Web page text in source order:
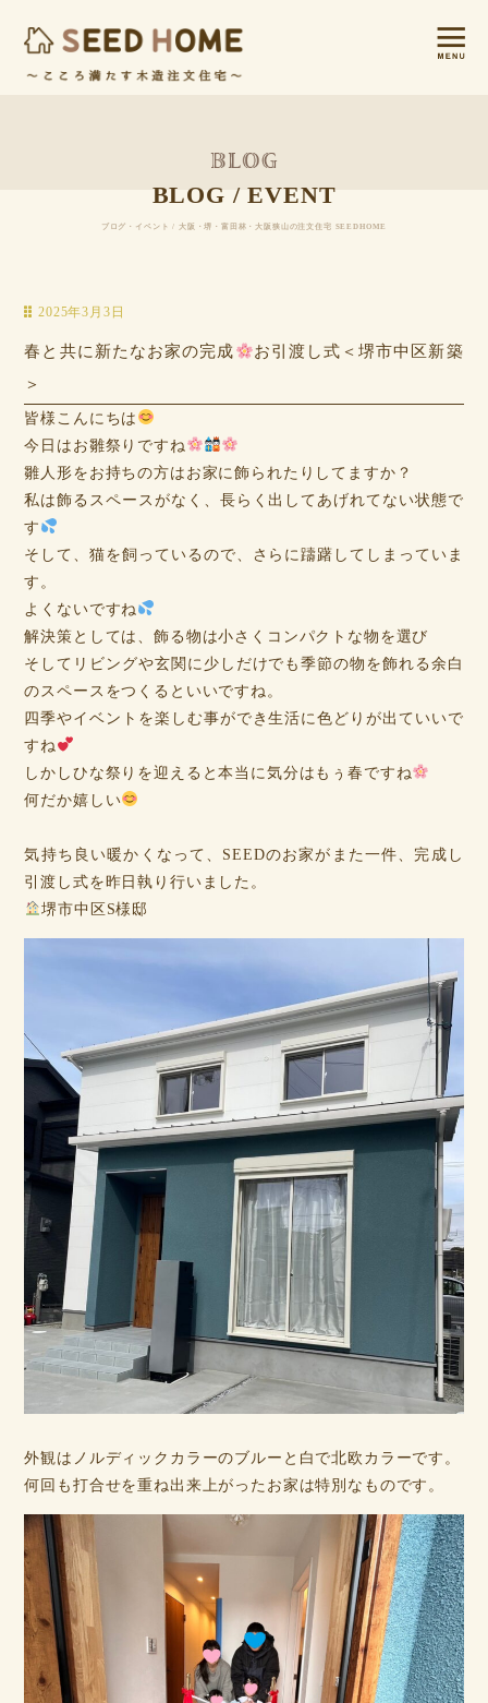
BLOG / EVENT
ブログ・イベント / 大阪・堺・富田林・大阪狭山の注文住宅 SEEDHOME
2025年3月3日
春と共に新たなお家の完成
お引渡し式＜堺市中区新築
＞
皆様こんにちは
今日はお雛祭りですね
雛人形をお持ちの方はお家に飾られたりしてますか？
私は飾るスペースがなく、長らく出してあげれてない状態で
す
そして、猫を飼っているので、さらに躊躇してしまっていま
す。
よくないですね
解決策としては、飾る物は小さくコンパクトな物を選び
そしてリビングや玄関に少しだけでも季節の物を飾れる余白
のスペースをつくるといいですね。
四季やイベントを楽しむ事ができ生活に色どりが出ていいで
すね
しかしひな祭りを迎えると本当に気分はもぅ春ですね
何だか嬉しい
気持ち良い暖かくなって、SEEDのお家がまた一件、完成し
引渡し式を昨日執り行いました。
堺市中区S様邸
外観はノルディックカラーのブルーと白で北欧カラーです。
何回も打合せを重ね出来上がったお家は特別なものです。